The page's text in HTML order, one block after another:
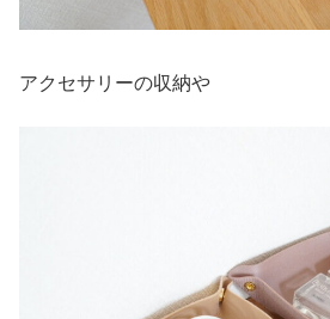
アクセサリーの収納や